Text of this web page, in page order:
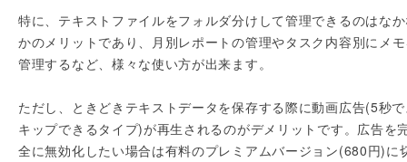
特に、テキストファイルをフォルダ分けして管理できるのはな
かのメリットであり、月別レポートの管理やタスク内容別にメ
管理するなど、様々な使い方が出来ます。
ただし、ときどきテキストデータを保存する際に動画広告(5秒
キップできるタイプ)が再生されるのがデメリットです。広告を
全に無効化したい場合は有料のプレミアムバージョン(680円)に